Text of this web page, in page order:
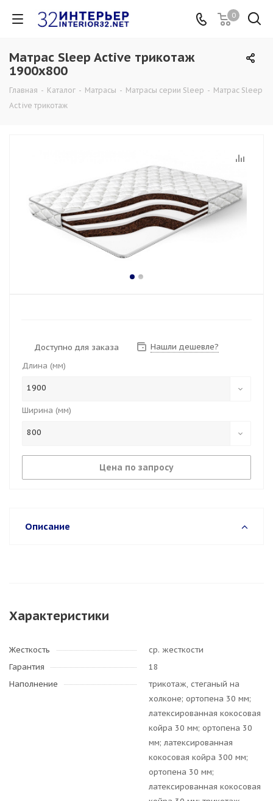
0
Матрас Sleep Active трикотаж
1900x800
Главная - Каталог - Матрасы - Матрасы серии Sleep - Матрас Sleep
Active трикотаж
Доступно для заказа
Нашли дешевле?
Длина (мм)
1900
Ширина (мм)
800
Цена по запросу
Описание
Характеристики
Жесткость
ср. жесткости
Гарантия
18
Наполнение
трикотаж, стеганый на
холконе; ортопена 30 мм;
латексированная кокосовая
койра 30 мм; ортопена 30
мм; латексированная
кокосовая койра 300 мм;
ортопена 30 мм;
латексированная кокосовая